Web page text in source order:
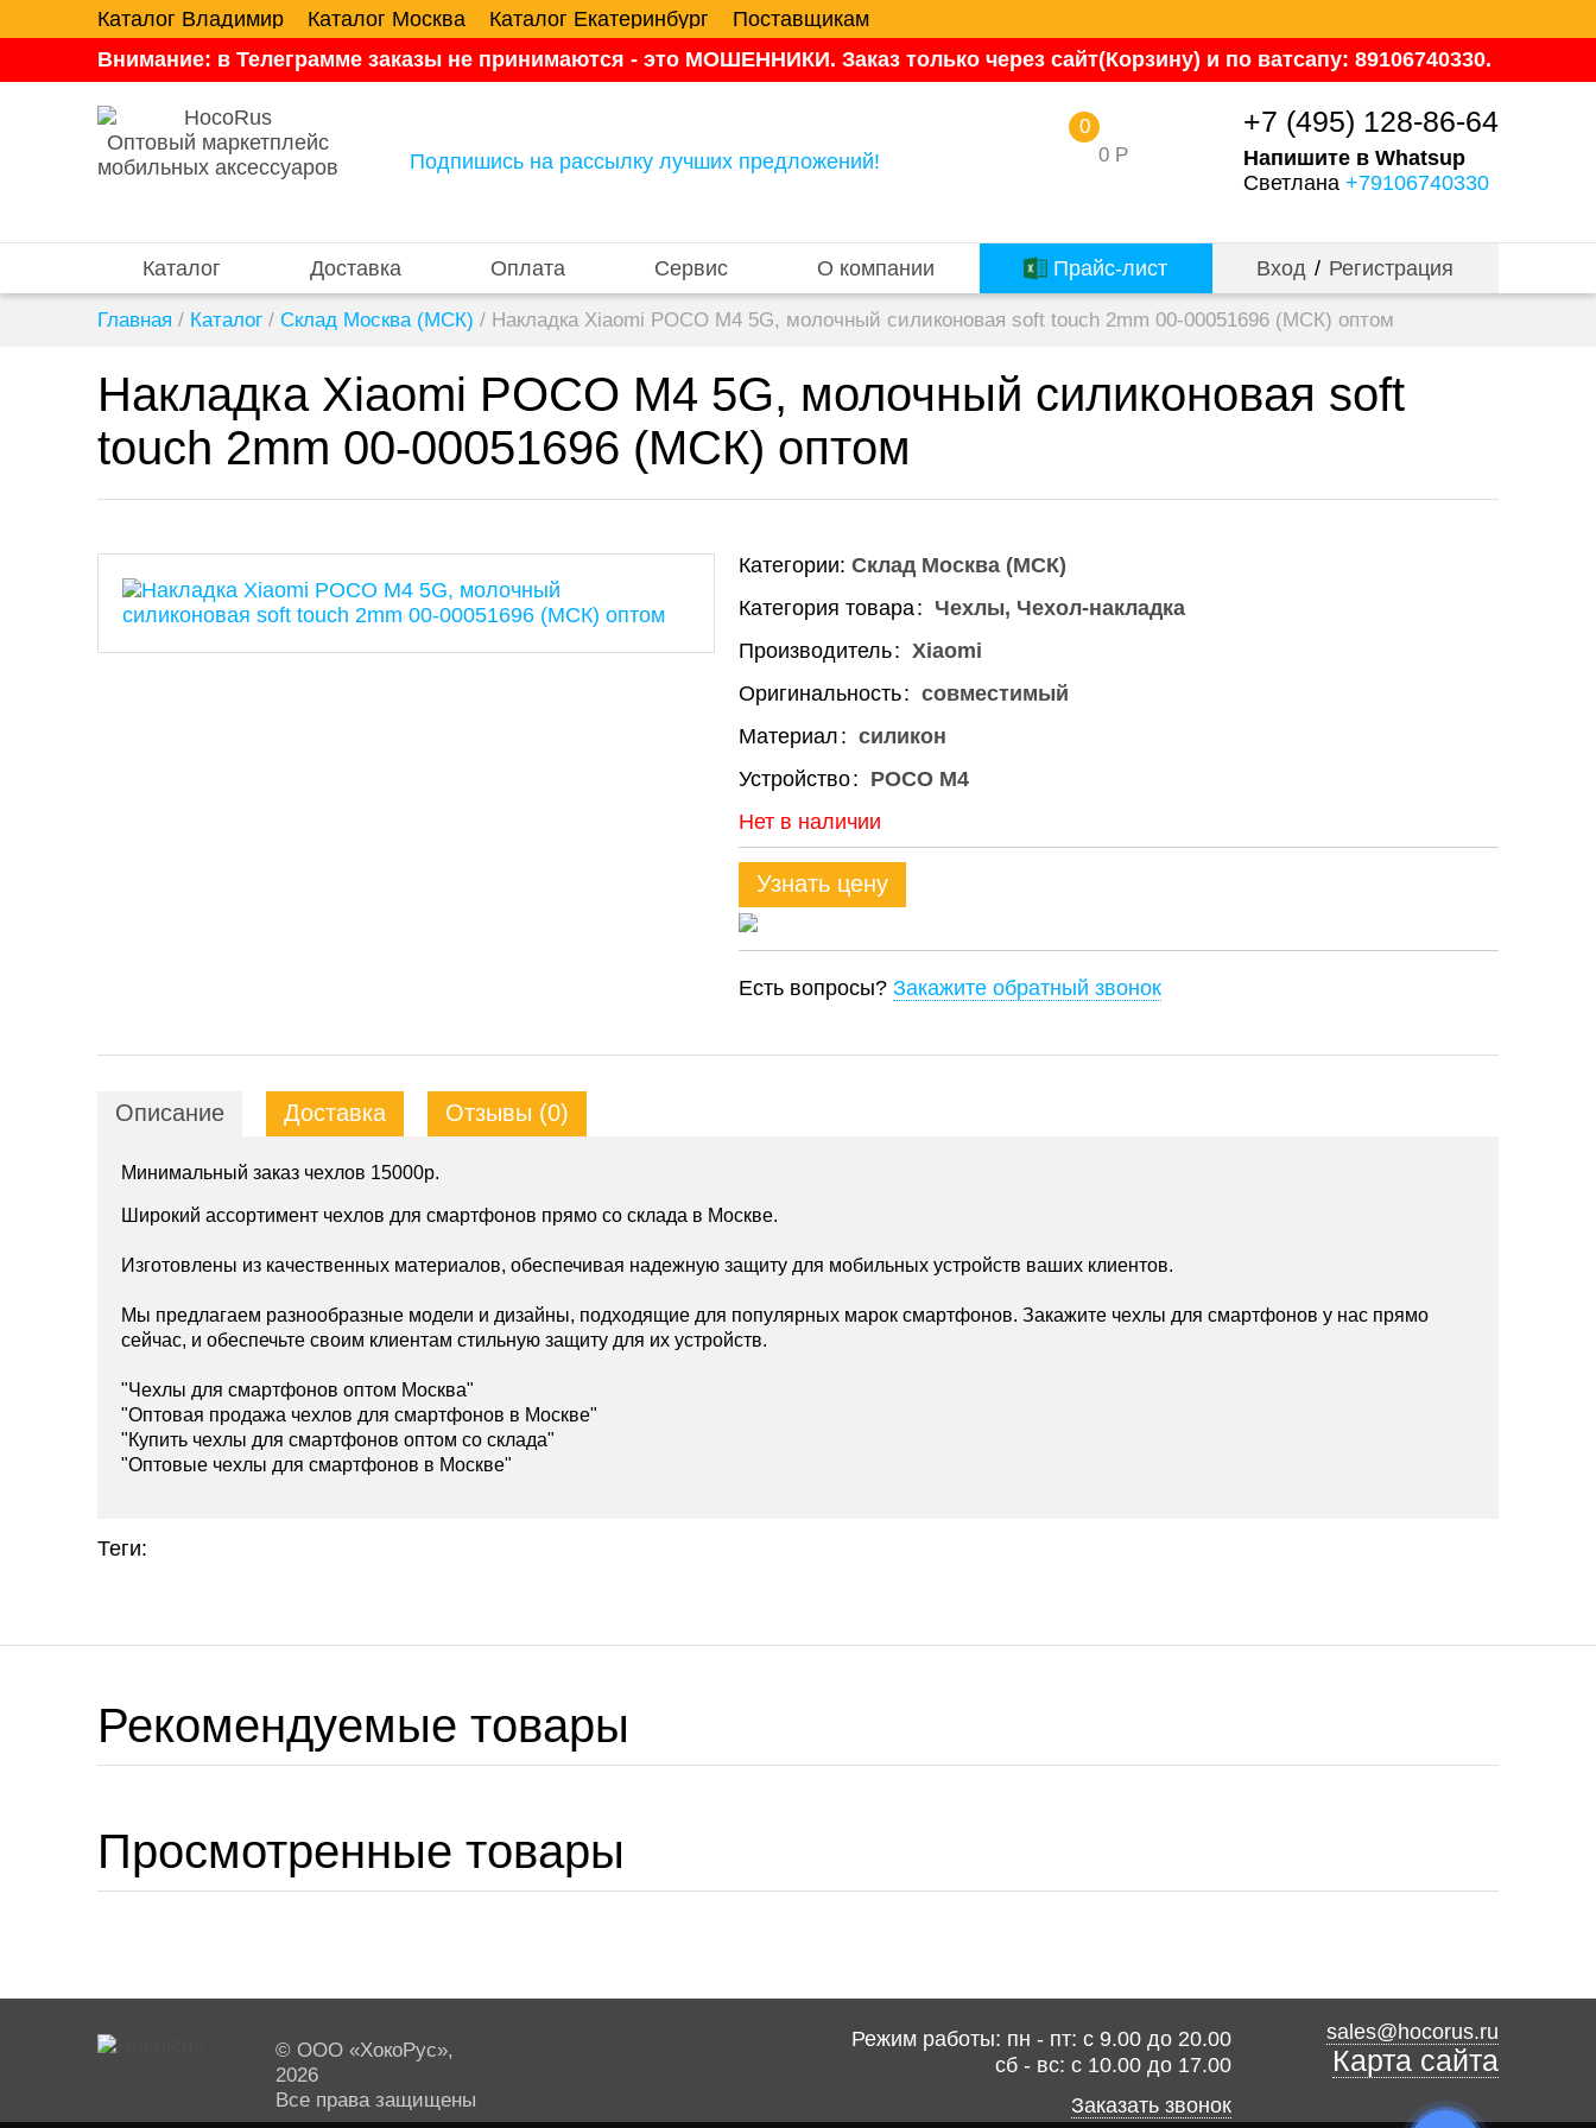
Каталог Владимир Каталог Москва Каталог Екатеринбург
Поставщикам
Внимание: в Телеграмме заказы не принимаются - это МОШЕННИКИ. Заказ только через сайт(Корзину) и по ватсапу: 89106740330.
Оптовый маркетплейс
мобильных аксессуаров
Подпишись на рассылку лучших предложений! 0 Р
0 +7 (495) 128-86-64
Напишите в Whatsup
Светлана +79106740330
Каталог Доставка Оплата Сервис О компании Прайс-лист Вход / Регистрация
Главная / Каталог / Склад Москва (МСК) / Накладка Xiaomi POCO M4 5G, молочный силиконовая soft touch 2mm 00-00051696 (МСК) оптом
Накладка Xiaomi POCO M4 5G, молочный силиконовая soft
touch 2mm 00-00051696 (МСК) оптом
Категории: Склад Москва (МСК)
Категория товара
Чехлы, Чехол-накладка
Производитель Xiaomi
Оригинальность совместимый
Материал силикон
Устройство
POCO M4
Нет в наличии
Узнать цену
Есть вопросы? Закажите обратный звонок
Описание Доставка Отзывы (0)
Минимальный заказ чехлов 15000р.
Широкий ассортимент чехлов для смартфонов прямо со склада в Москве.
Изготовлены из качественных материалов, обеспечивая надежную защиту для мобильных устройств ваших клиентов.
Мы предлагаем разнообразные модели и дизайны, подходящие для популярных марок смартфонов. Закажите чехлы для смартфонов у нас прямо
сейчас, и обеспечьте своим клиентам стильную защиту для их устройств.
"Чехлы для смартфонов оптом Москва"
"Оптовая продажа чехлов для смартфонов в Москве"
"Купить чехлы для смартфонов оптом со склада"
"Оптовые чехлы для смартфонов в Москве"
Теги:
Рекомендуемые товары
Просмотренные товары
© ООО «ХокоРус»,
2026
Все права защищены
Режим работы: пн - пт: с 9.00 до 20.00
сб - вс: с 10.00 до 17.00
Заказать звонок
sales@hocorus.ru
Карта сайта